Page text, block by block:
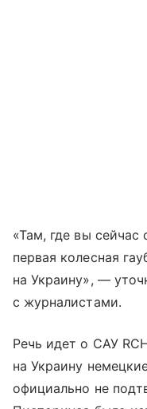
«Там, где вы сейчас
первая колесная
на Украину», —
с журналистами.
Речь идет о САУ
на Украину
официально не